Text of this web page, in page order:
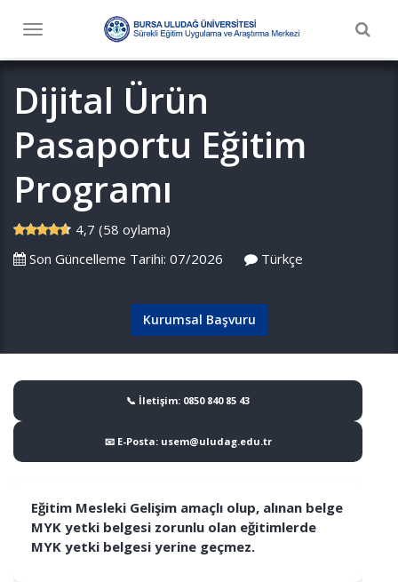
Toggle
Dijital Ürün
Pasaportu Eğitim
Programı
4,7 (58 oylama)
Son Güncelleme Tarihi: 07/2026
Türkçe
Kurumsal Başvuru
📞 İletişim: 0850 840 85 43
📧 E-Posta: usem@uludag.edu.tr
Eğitim Mesleki Gelişim amaçlı olup, alınan belge
MYK yetki belgesi zorunlu olan eğitimlerde
MYK yetki belgesi yerine geçmez.